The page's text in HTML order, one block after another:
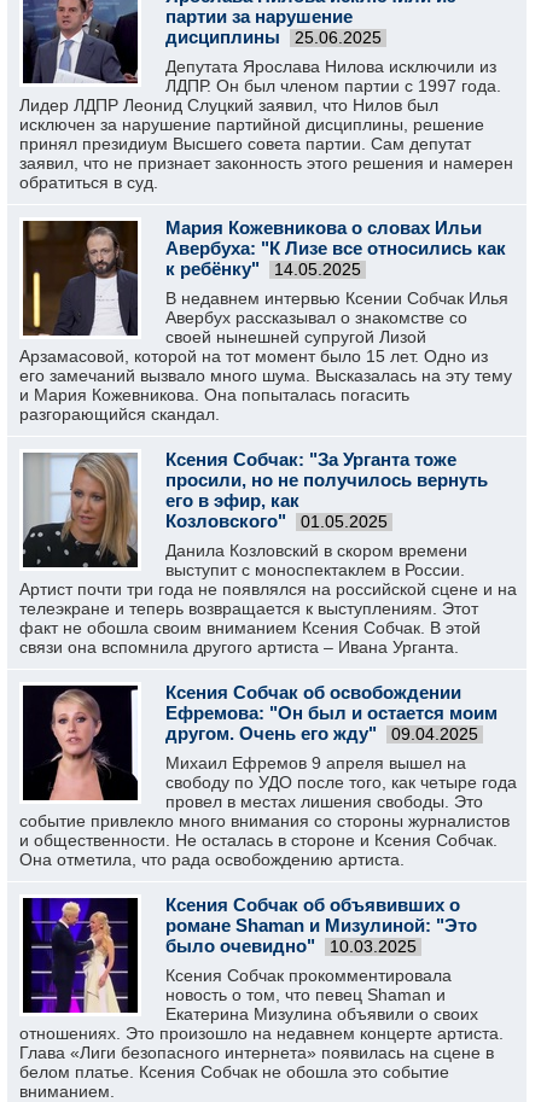
партии за нарушение
дисциплины
25.06.2025
Депутата Ярослава Нилова исключили из
ЛДПР. Он был членом партии с 1997 года.
Лидер ЛДПР Леонид Слуцкий заявил, что Нилов был
исключен за нарушение партийной дисциплины, решение
принял президиум Высшего совета партии. Сам депутат
заявил, что не признает законность этого решения и намерен
обратиться в суд.
Мария Кожевникова о словах Ильи
Авербуха: "К Лизе все относились как
к ребёнку"
14.05.2025
В недавнем интервью Ксении Собчак Илья
Авербух рассказывал о знакомстве со
своей нынешней супругой Лизой
Арзамасовой, которой на тот момент было 15 лет. Одно из
его замечаний вызвало много шума. Высказалась на эту тему
и Мария Кожевникова. Она попыталась погасить
разгорающийся скандал.
Ксения Собчак: "За Урганта тоже
просили, но не получилось вернуть
его в эфир, как
Козловского"
01.05.2025
Данила Козловский в скором времени
выступит с моноспектаклем в России.
Артист почти три года не появлялся на российской сцене и на
телеэкране и теперь возвращается к выступлениям. Этот
факт не обошла своим вниманием Ксения Собчак. В этой
связи она вспомнила другого артиста – Ивана Урганта.
Ксения Собчак об освобождении
Ефремова: "Он был и остается моим
другом. Очень его жду"
09.04.2025
Михаил Ефремов 9 апреля вышел на
свободу по УДО после того, как четыре года
провел в местах лишения свободы. Это
событие привлекло много внимания со стороны журналистов
и общественности. Не осталась в стороне и Ксения Собчак.
Она отметила, что рада освобождению артиста.
Ксения Собчак об объявивших о
романе Shaman и Мизулиной: "Это
было очевидно"
10.03.2025
Ксения Собчак прокомментировала
новость о том, что певец Shaman и
Екатерина Мизулина объявили о своих
отношениях. Это произошло на недавнем концерте артиста.
Глава «Лиги безопасного интернета» появилась на сцене в
белом платье. Ксения Собчак не обошла это событие
вниманием.